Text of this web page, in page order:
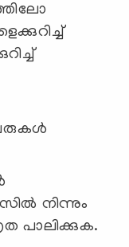
നിന്നും
പാലിക്കുക.